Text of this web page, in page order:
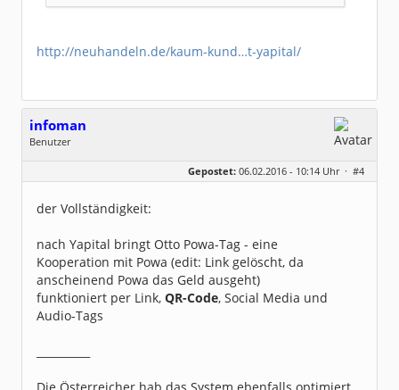
http://neuhandeln.de/kaum-kund…t-yapital/
infoman
Benutzer
Dabei seit:
06 / 2008
Gepostet: 06.02.2016 - 10:14 Uhr · #4
der Vollständigkeit:
nach Yapital bringt Otto Powa-Tag - eine
Kooperation mit Powa (edit: Link gelöscht, da
anscheinend Powa das Geld ausgeht)
funktioniert per Link, QR-Code, Social Media und
Audio-Tags